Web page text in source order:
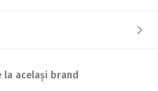
la același brand